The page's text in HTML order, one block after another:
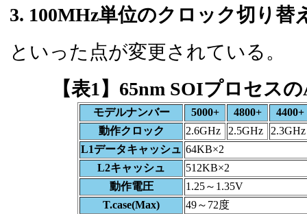
3. 100MHz単位のクロック切り替
といった点が変更されている。
【表1】65nm SOIプロセス
モデルナンバー 5000+ 4800+
4400+
動作クロック
2.6GHz 2.5GHz
2.3GHz
L1データキャッシュ 64KB×2
L2キャッシュ
512KB×2
動作電圧
1.25～1.35V
T.case(Max)
49～72度